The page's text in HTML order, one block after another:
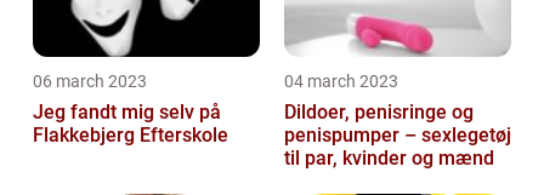
06 march 2023
Jeg fandt mig selv på
Flakkebjerg Efterskole
04 march 2023
Dildoer, penisringe og
penispumper – sexlegetøj
til par, kvinder og mænd